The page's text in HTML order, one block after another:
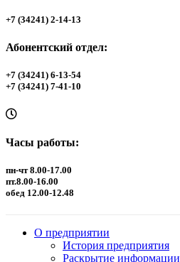
+7 (34241) 2-14-13
Абонентский отдел:
+7 (34241) 6-13-54
+7 (34241) 7-41-10
Часы работы:
пн-чт 8.00-17.00
пт.8.00-16.00
обед 12.00-12.48
О предприятии
История предприятия
Раскрытие информации